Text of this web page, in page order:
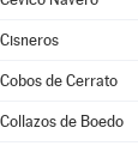
Cisneros
Cobos de Cerrato
Collazos de Boedo